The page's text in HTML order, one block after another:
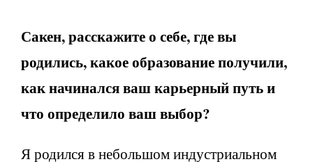
Сакен, расскажите о себе, где вы
родились, какое образование получили,
как начинался ваш карьерный путь и
что определило ваш выбор?
Я родился в небольшом индустриальном